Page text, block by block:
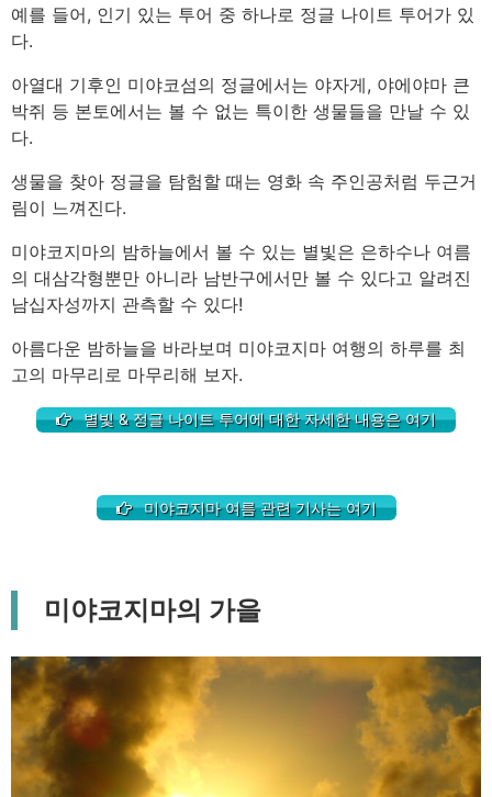
예를 들어, 인기 있는 투어 중 하나로 정글 나이트 투어가 있
다.
아열대 기후인 미야코섬의 정글에서는 야자게, 야에야마 큰
박쥐 등 본토에서는 볼 수 없는 특이한 생물들을 만날 수 있
다.
생물을 찾아 정글을 탐험할 때는 영화 속 주인공처럼 두근거
림이 느껴진다.
미야코지마의 밤하늘에서 볼 수 있는 별빛은 은하수나 여름
의 대삼각형뿐만 아니라 남반구에서만 볼 수 있다고 알려진
남십자성까지 관측할 수 있다!
아름다운 밤하늘을 바라보며 미야코지마 여행의 하루를 최
고의 마무리로 마무리해 보자.
별빛 & 정글 나이트 투어에 대한 자세한 내용은 여기
미야코지마 여름 관련 기사는 여기
미야코지마의 가을